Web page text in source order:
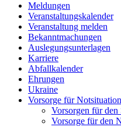
Meldungen
Veranstaltungskalender
Veranstaltung melden
Bekanntmachungen
Auslegungsunterlagen
Karriere
Abfallkalender
Ehrungen
Ukraine
Vorsorge für
Vorsorgen für den
Vorsorge für den